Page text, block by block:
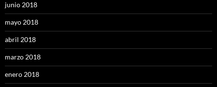
junio 2018
mayo 2018
abril 2018
marzo 2018
enero 2018